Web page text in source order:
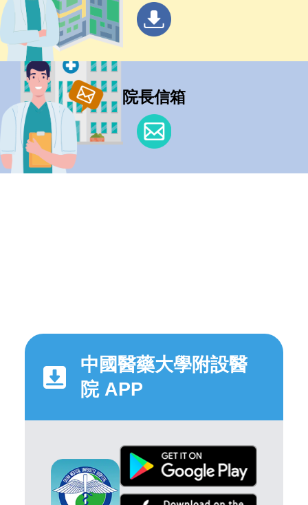
院長信箱
中國醫藥大學附設醫
院 APP